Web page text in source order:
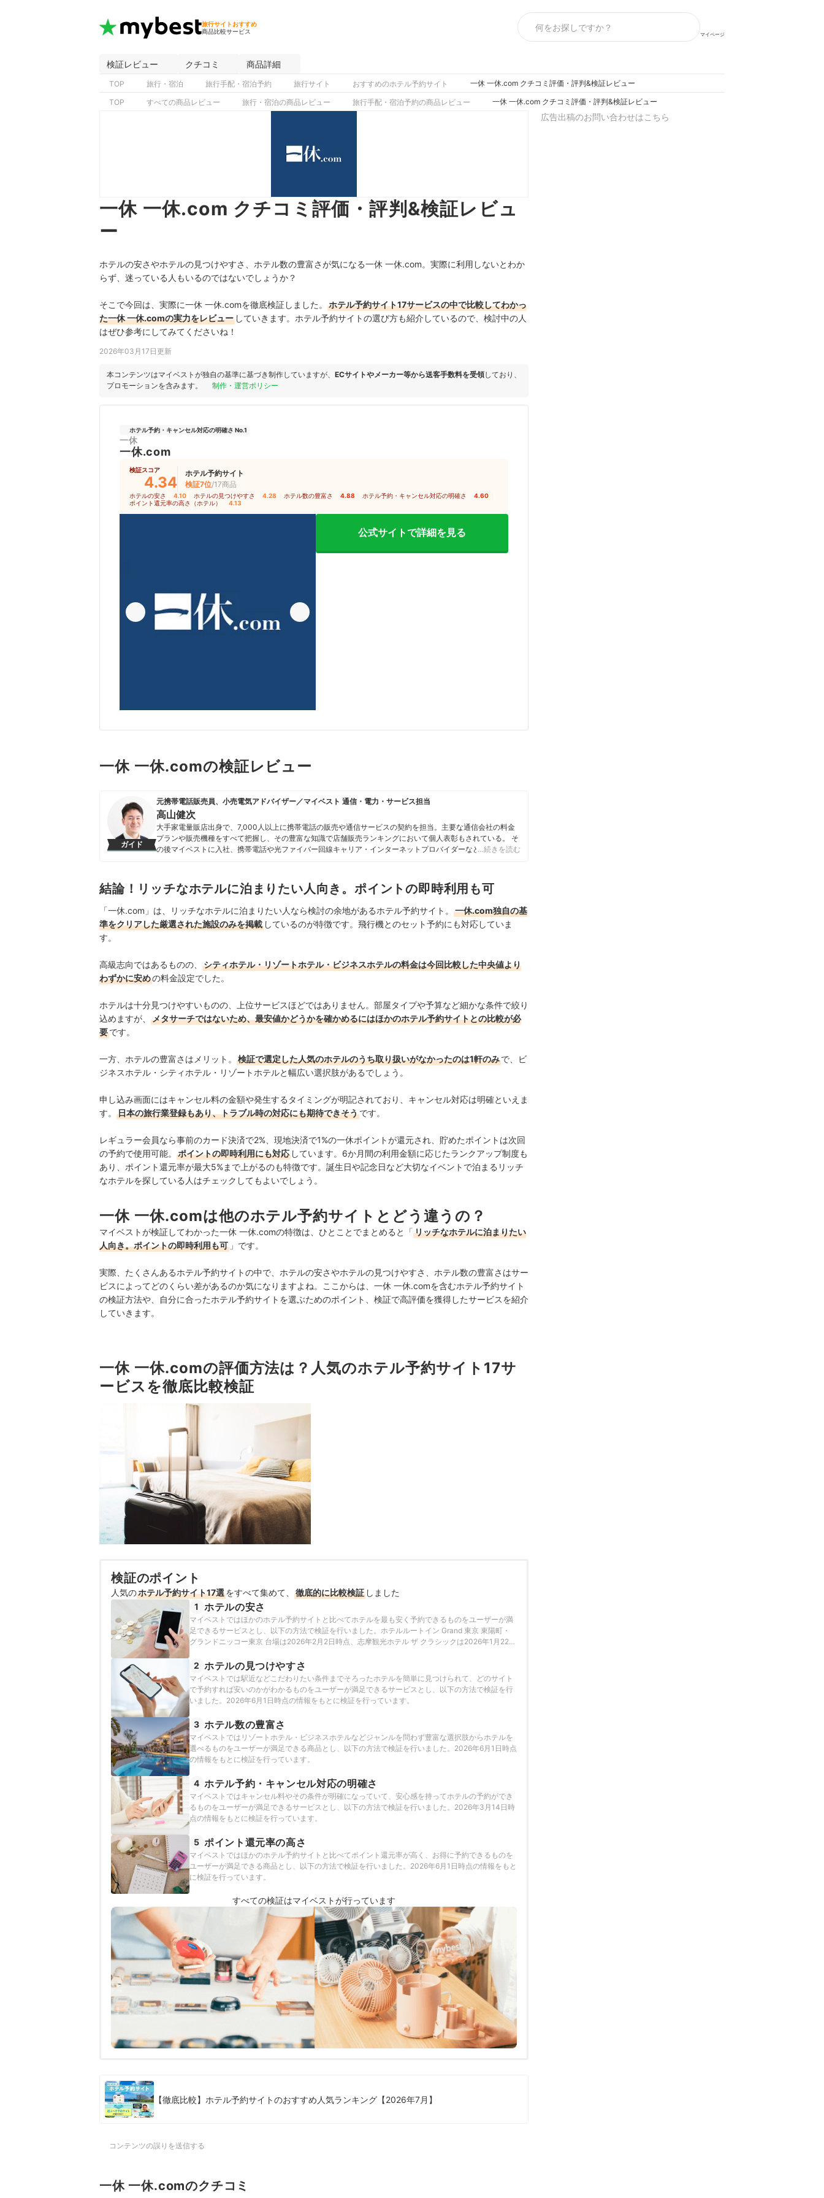
旅行サイトおすすめ
商品比較サービス
マイページ
検証レビュー クチコミ 商品詳細
TOP 旅行・宿泊 旅行手配・宿泊予約 旅行サイト おすすめのホテル予約サイト 一休 一休.com クチコミ評価・評判&検証レビュー
TOP すべての商品レビュー 旅行・宿泊の商品レビュー 旅行手配・宿泊予約の商品レビュー 一休 一休.com クチコミ評価・評判&検証レビュー
一休 一休.com クチコミ評価・評判&検証レビュ
ー
ホテルの安さやホテルの見つけやすさ、ホテル数の豊富さが気になる一休 一休.com。実際に利用しないとわか
らず、迷っている人もいるのではないでしょうか？
そこで今回は、実際に一休 一休.comを徹底検証しました。
ホテル予約サイト17サービスの中で比較してわかっ
た一休 一休.comの実力をレビュー していきます。ホテル予約サイトの選び方も紹介しているので、検討中の人
はぜひ参考にしてみてくださいね！
2026年03月17日更新
本コンテンツはマイベストが独自の基準に基づき制作していますが、 ECサイトやメーカー等から送客手数料を受領しており、
プロモーションを含みます。
制作・運営ポリシー
ホテル予約・キャンセル対応の明確さ No.1
一休
一休.com
検証スコア
4.34
ホテル予約サイト
検証7位/17商品
ホテルの安さ 4.10 ホテルの見つけやすさ 4.28 ホテル数の豊富さ 4.88 ホテル予約・キャンセル対応の明確さ 4.60
ポイント還元率の高さ（ホテル） 4.13
公式サイトで詳細を見る
一休 一休.comの検証レビュー
ガイド
元携帯電話販売員、小売電気アドバイザー／マイベスト 通信・電力・サービス担当
高山健次
大手家電量販店出身で、7,000人以上に携帯電話の販売や通信サービスの契約を担当。主要な通信会社の料金
プランや販売機種をすべて把握し、その豊富な知識で店舗販売ランキングにおいて個人表彰もされている。 そ
の後マイベストに入社、携帯電話や光ファイバー回線キャリア・インターネットプロバイダーなどの通信会社
している。 また通信サービスだけでなく、ファイナンシャルプランナーの視点含めて電気代など固定費支出見
直しのガイドもしている。
…続きを読む
結論！リッチなホテルに泊まりたい人向き。ポイントの即時利用も可
「一休.com」は、リッチなホテルに泊まりたい人なら検討の余地があるホテル予約サイト。
一休.com独自の基
準をクリアした厳選された施設のみを掲載 しているのが特徴です。飛行機とのセット予約にも対応していま
す。
高級志向ではあるものの、
シティホテル・リゾートホテル・ビジネスホテルの料金は今回比較した中央値より
わずかに安めの料金設定でした。
ホテルは十分見つけやすいものの、上位サービスほどではありません。部屋タイプや予算など細かな条件で絞り
込めますが、
メタサーチではないため、最安値かどうかを確かめるにはほかのホテル予約サイトとの比較が必
要です。
一方、ホテルの豊富さはメリット。 検証で選定した人気のホテルのうち取り扱いがなかったのは1軒のみで、ビ
ジネスホテル・シティホテル・リゾートホテルと幅広い選択肢があるでしょう。
申し込み画面にはキャンセル料の金額や発生するタイミングが明記されており、キャンセル対応は明確といえま
す。
日本の旅行業登録もあり、トラブル時の対応にも期待できそうです。
レギュラー会員なら事前のカード決済で2%、現地決済で1%の一休ポイントが還元され、貯めたポイントは次回
の予約で使用可能。
ポイントの即時利用にも対応 しています。6か月間の利用金額に応じたランクアップ制度も
あり、ポイント還元率が最大5%まで上がるのも特徴です。誕生日や記念日など大切なイベントで泊まるリッチ
なホテルを探している人はチェックしてもよいでしょう。
一休 一休.comは他のホテル予約サイトとどう違うの？
マイベストが検証してわかった一休 一休.comの特徴は、ひとことでまとめると「リッチなホテルに泊まりたい
人向き。ポイントの即時利用も可 」です。
実際、たくさんあるホテル予約サイトの中で、ホテルの安さやホテルの見つけやすさ、ホテル数の豊富さはサー
ビスによってどのくらい差があるのか気になりますよね。ここからは、一休 一休.comを含むホテル予約サイト
の検証方法や、自分に合ったホテル予約サイトを選ぶためのポイント、検証で高評価を獲得したサービスを紹介
していきます。
一休 一休.comの評価方法は？人気のホテル予約サイト17サ
ービスを徹底比較検証
検証のポイント
人気のホテル予約サイト17選をすべて集めて、 徹底的に比較検証 しました
1 ホテルの安さ
マイベストではほかのホテル予約サイトと比べてホテルを最も安く予約できるものをユーザーが満
足できるサービスとし、以下の方法で検証を行いました。ホテルルートイン Grand 東京 東陽町・
グランドニッコー東京 台場は2026年2月2日時点、志摩観光ホテル ザ クラシックは2026年1月22日
2 ホテルの見つけやすさ
マイベストでは駅近などこだわりたい条件までそろったホテルを簡単に見つけられて、どのサイト
で予約すれば安いのかがわかるものをユーザーが満足できるサービスとし、以下の方法で検証を行
いました。2026年6月1日時点の情報をもとに検証を行っています。
3 ホテル数の豊富さ
マイベストではリゾートホテル・ビジネスホテルなどジャンルを問わず豊富な選択肢からホテルを
選べるものをユーザーが満足できる商品とし、以下の方法で検証を行いました。2026年6月1日時点
の情報をもとに検証を行っています。
4 ホテル予約・キャンセル対応の明確さ
マイベストではキャンセル料やその条件が明確になっていて、安心感を持ってホテルの予約ができ
るものをユーザーが満足できるサービスとし、以下の方法で検証を行いました。2026年3月14日時
点の情報をもとに検証を行っています。
5 ポイント還元率の高さ
マイベストではほかのホテル予約サイトと比べてポイント還元率が高く、お得に予約できるものを
ユーザーが満足できる商品とし、以下の方法で検証を行いました。2026年6月1日時点の情報をもと
に検証を行っています。
すべての検証はマイベストが行っています
【徹底比較】ホテル予約サイトのおすすめ人気ランキング【2026年7月】
コンテンツの誤りを送信する
一休 一休.comのクチコミ
広告出稿のお問い合わせはこちら